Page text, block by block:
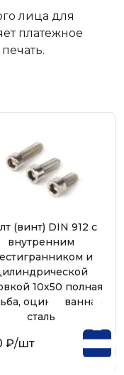
лица для
платежное
(винт) DIN 912 с
внутренним
и
10х50 полная
оцинкованная
сталь
₽/шт